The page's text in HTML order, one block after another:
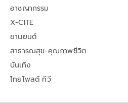
อาชญากรรม
X-CITE
ยานยนต์
สาธารณสุข-คุณภาพชีวิต
บันเทิง
ไทยโพสต์ ทีวี